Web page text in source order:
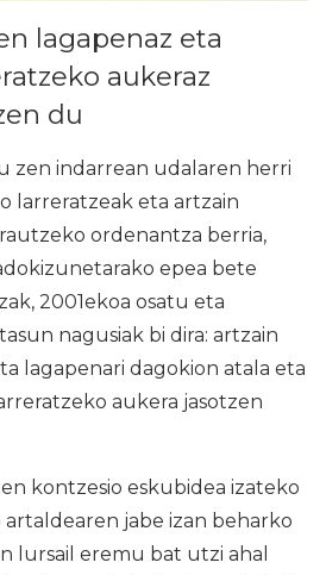
lagapenaz eta
aukeraz
du
zen indarrean udalaren herri
larreratzeak eta artzain
ordenantza berria,
epea bete
2001ekoa osatu eta
nagusiak bi dira: artzain
lagapenari dagokion atala eta
aukera jasotzen
kontzesio eskubidea izateko
jabe izan beharko
lursail eremu bat utzi ahal